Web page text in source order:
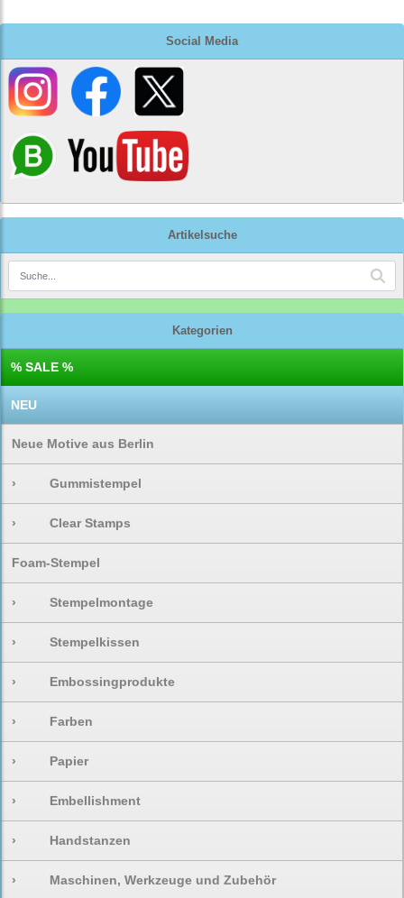
Social Media
Artikelsuche
Kategorien
% SALE %
NEU
Neue Motive aus Berlin
› Gummistempel
› Clear Stamps
Foam-Stempel
› Stempelmontage
› Stempelkissen
› Embossingprodukte
› Farben
› Papier
› Embellishment
› Handstanzen
› Maschinen, Werkzeuge und Zubehör